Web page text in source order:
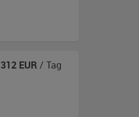
312 EUR / Tag